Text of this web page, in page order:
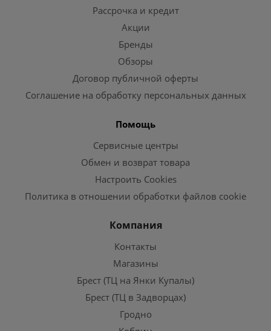
Рассрочка и кредит
Акции
Бренды
Обзоры
Договор публичной оферты
Соглашение на обработку персональных данных
Помощь
Сервисные центры
Обмен и возврат товара
Настроить Cookies
Политика в отношении обработки файлов cookie
Компания
Контакты
Магазины
Брест (ТЦ на Янки Купалы)
Брест (ТЦ в Задворцах)
Гродно